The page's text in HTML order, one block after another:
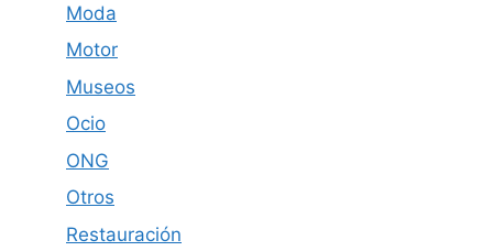
Moda
Motor
Museos
Ocio
ONG
Otros
Restauración